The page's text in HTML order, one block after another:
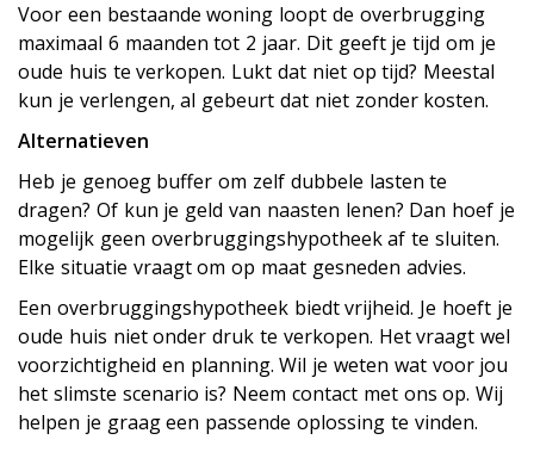
Voor een bestaande woning loopt de overbrugging
maximaal 6 maanden tot 2 jaar. Dit geeft je tijd om je
oude huis te verkopen. Lukt dat niet op tijd? Meestal
kun je verlengen, al gebeurt dat niet zonder kosten.
Alternatieven
Heb je genoeg buffer om zelf dubbele lasten te
dragen? Of kun je geld van naasten lenen? Dan hoef je
mogelijk geen overbruggingshypotheek af te sluiten.
Elke situatie vraagt om op maat gesneden advies.
Een overbruggingshypotheek biedt vrijheid. Je hoeft je
oude huis niet onder druk te verkopen. Het vraagt wel
voorzichtigheid en planning. Wil je weten wat voor jou
het slimste scenario is? Neem contact met ons op. Wij
helpen je graag een passende oplossing te vinden.